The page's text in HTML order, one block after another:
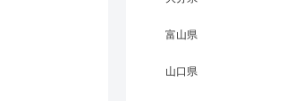
富山県
山口県